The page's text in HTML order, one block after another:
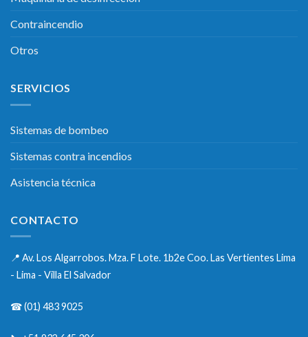
Contraincendio
Otros
SERVICIOS
Sistemas de bombeo
Sistemas contra incendios
Asistencia técnica
CONTACTO
📍 Av. Los Algarrobos. Mza. F Lote. 1b2e Coo. Las Vertientes Lima
- Lima - Villa El Salvador
☎(01) 483 9025